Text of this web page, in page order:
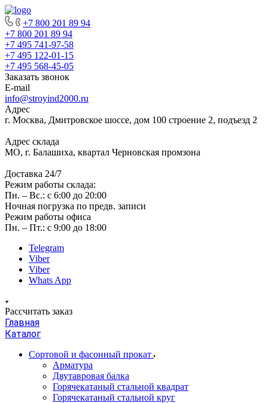
+7 800 201 89 94
+7 800 201 89 94
+7 495 741-97-58
+7 495 122-01-15
+7 495 568-45-05
Заказать звонок
E-mail
info@stroyind2000.ru
Адрес
г. Москва, Дмитровское шоссе, дом 100 строение 2, подъезд 2
Адрес склада
МО, г. Балашиха, квартал Черновская промзона
Доставка 24/7
Режим работы склада:
Пн. – Вс.: с 6:00 до 20:00
Ночная погрузка по предв. записи
Режим работы офиса
Пн. – Пт.: с 9:00 до 18:00
Telegram
Viber
Viber
Whats App
Рассчитать заказ
Главная
Каталог
Сортовой и фасонный прокат
Арматура
Двутавровая балка
Горячекатаный стальной квадрат
Горячекатаный стальной круг